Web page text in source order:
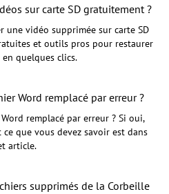
sur carte SD gratuitement ?
une vidéo supprimée sur carte SD
et outils pros pour restaurer
quelques clics.
Word remplacé par erreur ?
remplacé par erreur ? Si oui,
que vous devez savoir est dans
article.
supprimés de la Corbeille